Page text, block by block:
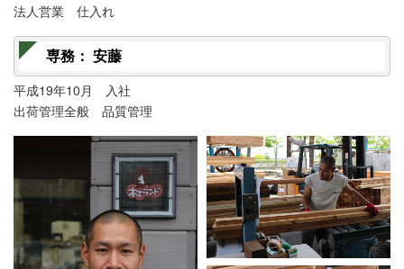
法人営業 仕入れ
専務： 安藤
平成19年10月 入社
出荷管理全般 品質管理